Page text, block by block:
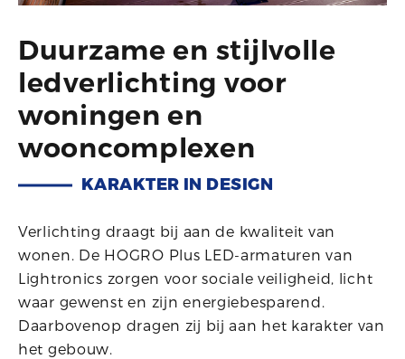
Duurzame en stijlvolle
ledverlichting voor
woningen en
wooncomplexen
KARAKTER IN DESIGN
Verlichting draagt bij aan de kwaliteit van
wonen. De HOGRO Plus LED-armaturen van
Lightronics zorgen voor sociale veiligheid, licht
waar gewenst en zijn energiebesparend.
Daarbovenop dragen zij bij aan het karakter van
het gebouw.